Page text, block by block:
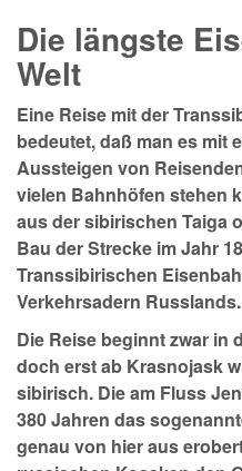
Die längste
Welt
Eine Reise mit der
bedeutet, daß man es mit
Aussteigen von
vielen Bahnhöfen stehen
aus der sibirischen Taiga
Bau der Strecke im Jahr
Transsibirischen
Verkehrsadern Russlands.
Die Reise beginnt zwar in
doch erst ab Krasnojask
sibirisch. Die am Fluss
380 Jahren das
genau von hier aus